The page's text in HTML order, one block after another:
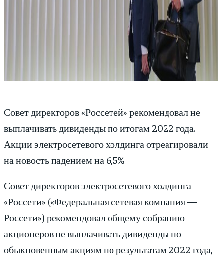
Совет директоров «Россетей» рекомендовал не
выплачивать дивиденды по итогам 2022 года.
Акции электросетевого холдинга отреагировали
на новость падением на 6,5%
Совет директоров электросетевого холдинга
«Россети» («Федеральная сетевая компания —
Россети») рекомендовал общему собранию
акционеров не выплачивать дивиденды по
обыкновенным акциям по результатам 2022 года,